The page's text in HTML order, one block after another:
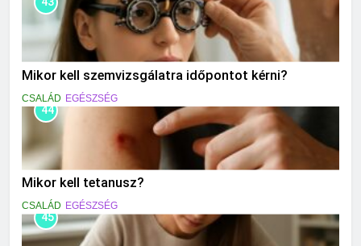
Mikor kell szemvizsgálatra időpontot kérni?
CSALÁD EGÉSZSÉG
44
Mikor kell tetanusz?
CSALÁD EGÉSZSÉG
45